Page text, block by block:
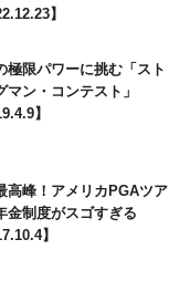
】
極限パワーに挑む「スト
マン・コンテスト」
】
高峰！アメリカPGAツア
金制度がスゴすぎる
】